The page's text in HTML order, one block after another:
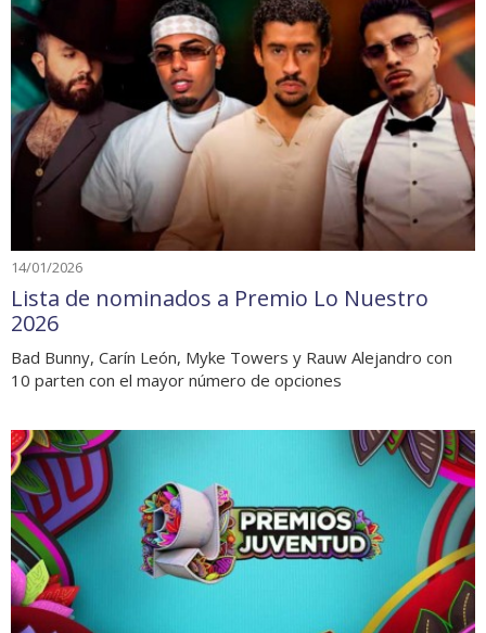
14/01/2026
Lista de nominados a Premio Lo Nuestro
2026
Bad Bunny, Carín León, Myke Towers y Rauw Alejandro con
10 parten con el mayor número de opciones